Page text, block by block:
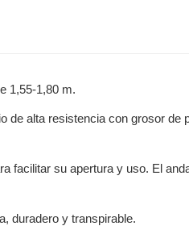
1,55-1,80 m.
de alta resistencia con grosor
facilitar su apertura y uso. El
duradero y transpirable.